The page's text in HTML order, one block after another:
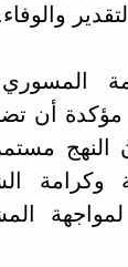
مؤكدة أن
وكرامة